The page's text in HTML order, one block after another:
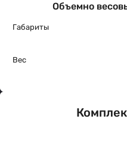
Объемно
Габариты
Вес